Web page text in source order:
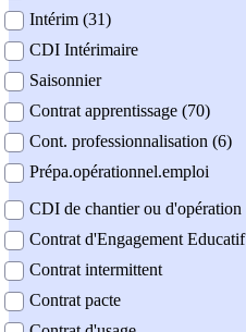
Intérim (31)
CDI Intérimaire
Saisonnier
Contrat apprentissage (70)
Cont. professionnalisation (6)
Prépa.opérationnel.emploi
CDI de chantier ou d'opération
Contrat d'Engagement Educatif
Contrat intermittent
Contrat pacte